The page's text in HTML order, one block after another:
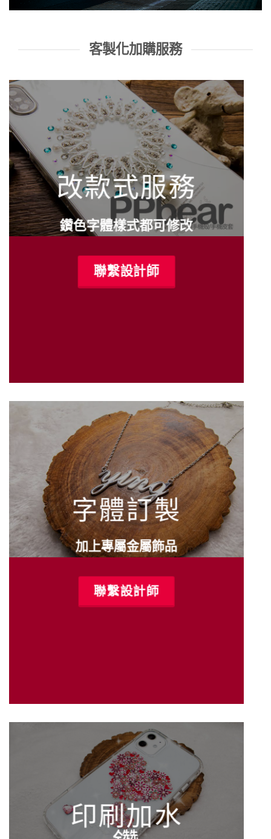
客製化加購服務
改款式服務
鑽色字體樣式都可修改
聯繫設計師
字體訂製
加上專屬金屬飾品
聯繫設計師
印刷加水